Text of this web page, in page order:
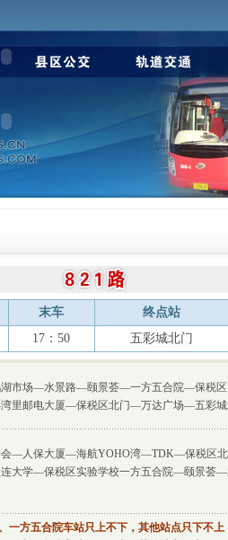
末车 终点站
17：50 五彩城北门
湖市场—水景路—颐景荟—一方五合院—保税
里邮电大厦—保税区北门—万达广场—五彩城
—人保大厦—海航YOHO湾—TDK—保税区
大学—保税区实验学校一方五合院—颐景荟
一方五合院车站只上不下，其他站点只下不上